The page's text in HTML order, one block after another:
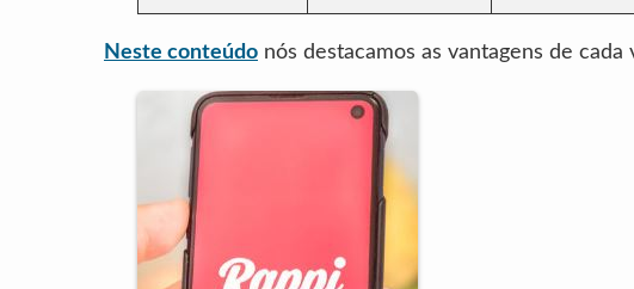
Neste conteúdo nós destacamos as vantagens de cada